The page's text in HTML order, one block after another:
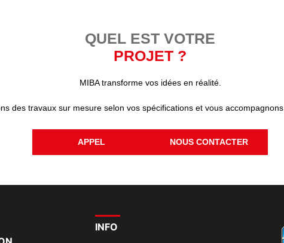
QUEL EST VOTRE
PROJET ?
MIBA transforme vos idées en réalité.
des travaux sur mesure selon vos spécifications et vous
APPEL NOUS CONTACTER
INFO